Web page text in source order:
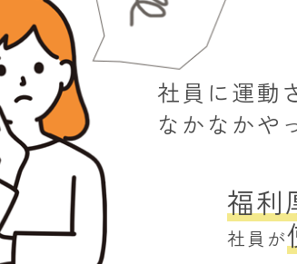
社員に運動
なかなかや
福利
社員が